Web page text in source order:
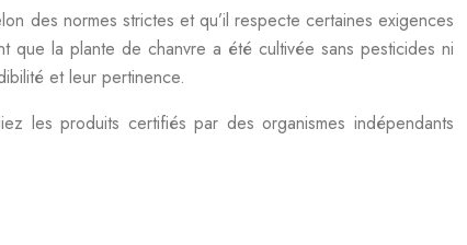
des normes strictes et qu’il respecte certaines exigences
que la plante de chanvre a été cultivée sans pesticides ni
et leur pertinence.
les produits certifiés par des organismes indépendants